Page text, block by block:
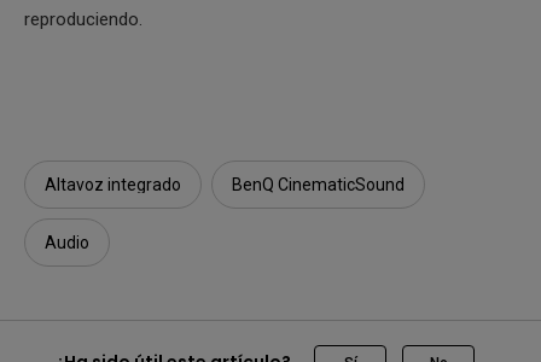
reproduciendo.
Altavoz integrado BenQ CinematicSound
Audio